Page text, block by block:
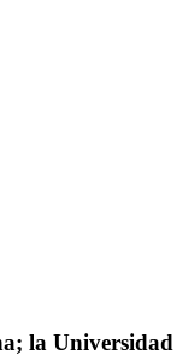
la